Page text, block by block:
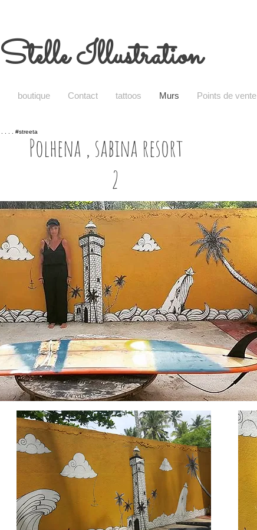
Stelle Illustration
boutique Contact tattoos Murs Points de vente
Polhena , sabina resort
2